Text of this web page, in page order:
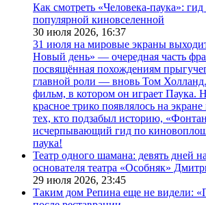
Как смотреть «Человека-паука»:
популярной киновселенной
30 июля 2026, 16:37
31 июля на мировые экраны
Новый день» — очередная часть
посвящённая похождениям
главной роли — вновь Том
фильм, в котором он играет Паука.
красное трико появлялось на
тех, кто подзабыл историю,
исчерпывающий гид по
паука!
Театр одного шамана: девять дней
основателя театра «Особняк»
29 июля 2026, 23:45
Таким дом Репина еще не видели: